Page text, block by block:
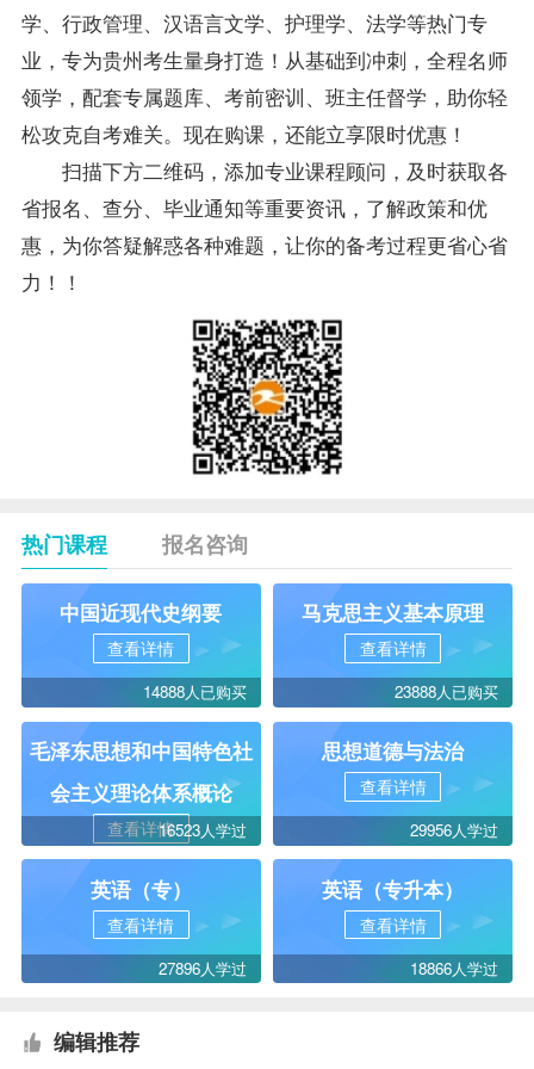
学、行政管理、汉语言文学、护理学、法学等热门专
业，专为贵州考生量身打造！从基础到冲刺，全程名师
领学，配套专属题库、考前密训、班主任督学，助你轻
松攻克自考难关。 现在购课，还能立享限时优惠！
扫描下方二维码，添加专业课程顾问，及时获取各
省报名、查分、毕业通知等重要资讯，了解政策和优
惠，为你答疑解惑各种难题，让你的备考过程更省心省
力！！
热门课程 报名咨询
中国近现代史纲要
查看详情
14888人已购买
马克思主义基本原理
查看详情
23888人已购买
毛泽东思想和中国特色社
会主义理论体系概论
查看详情16523人学过
思想道德与法治
查看详情
29956人学过
英语（专）
查看详情
27896人学过
英语（专升本）
查看详情
18866人学过
编辑推荐